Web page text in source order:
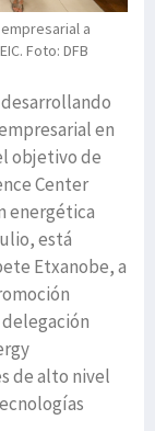
a
Foto: DFB
en
objetivo de
Center
energética
está
Etxanobe, a
de alto nivel